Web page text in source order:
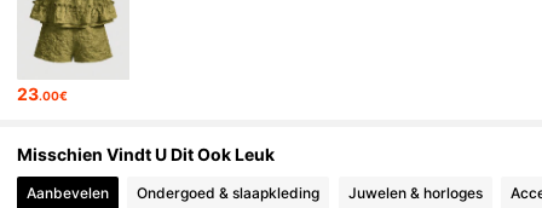
4.65 49K Volgers
23.00€
Misschien Vindt U Dit Ook Leuk
Aanbevelen Ondergoed & slaapkleding Juwelen & horloges